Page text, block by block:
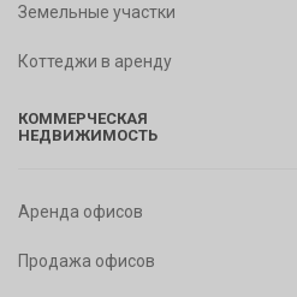
Земельные участки
Коттеджи в аренду
КОММЕРЧЕСКАЯ
НЕДВИЖИМОСТЬ
Аренда офисов
Продажа офисов